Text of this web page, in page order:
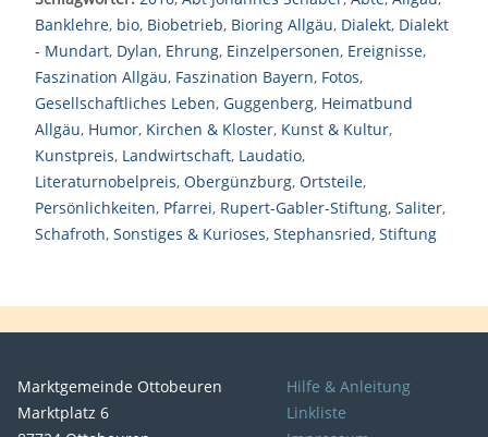
Banklehre, bio, Biobetrieb, Bioring Allgäu, Dialekt, Dialekt
- Mundart, Dylan, Ehrung, Einzelpersonen, Ereignisse,
Faszination Allgäu, Faszination Bayern, Fotos,
Gesellschaftliches Leben, Guggenberg, Heimatbund
Allgäu, Humor, Kirchen & Kloster, Kunst & Kultur,
Kunstpreis, Landwirtschaft, Laudatio,
Literaturnobelpreis, Obergünzburg, Ortsteile,
Persönlichkeiten, Pfarrei, Rupert-Gabler-Stiftung, Saliter,
Schafroth, Sonstiges & Kurioses, Stephansried, Stiftung
Marktgemeinde Ottobeuren
Marktplatz 6
Hilfe & Anleitung
Linkliste